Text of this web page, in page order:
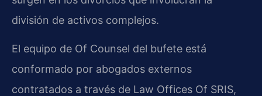
división de activos complejos.
El equipo de Of Counsel del bufete está
conformado por abogados externos
contratados a través de Law Offices Of SRIS,